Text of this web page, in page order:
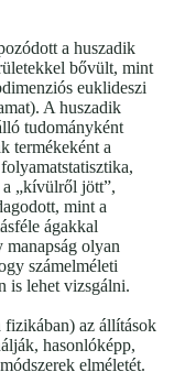
a huszadik
bővült, mint
euklideszi
A huszadik
tudományként
termékeként a
„kívülről jött”,
mint a
ágakkal
olyan
számelméleti
is lehet vizsgálni.
fizikában) az állítások
hasonlóképp,
elméletét.